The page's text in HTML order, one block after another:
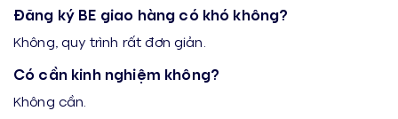
Đăng ký BE giao hàng có khó không?
Không, quy trình rất đơn giản.
Có cần kinh nghiệm không?
Không cần.